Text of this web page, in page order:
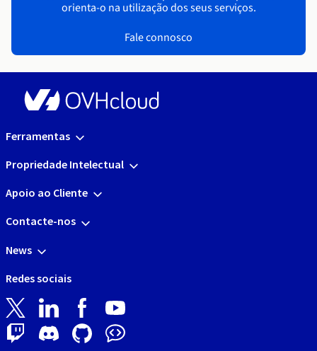
orienta-o na utilização dos seus serviços.
Fale connosco
Ferramentas
Propriedade Intelectual
Apoio ao Cliente
Contacte-nos
News
Redes sociais